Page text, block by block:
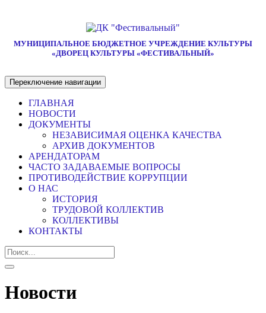
МУНИЦИПАЛЬНОЕ БЮДЖЕТНОЕ УЧРЕЖДЕНИЕ КУЛЬТУРЫ
«ДВОРЕЦ КУЛЬТУРЫ «ФЕСТИВАЛЬНЫЙ»
Переключение навигации
ГЛАВНАЯ
НОВОСТИ
ДОКУМЕНТЫ
НЕЗАВИСИМАЯ ОЦЕНКА КАЧЕСТВА
АРХИВ ДОКУМЕНТОВ
АРЕНДАТОРАМ
ЧАСТО ЗАДАВАЕМЫЕ ВОПРОСЫ
ПРОТИВОДЕЙСТВИЕ КОРРУПЦИИ
О НАС
ИСТОРИЯ
ТРУДОВОЙ КОЛЛЕКТИВ
КОЛЛЕКТИВЫ
КОНТАКТЫ
Новости